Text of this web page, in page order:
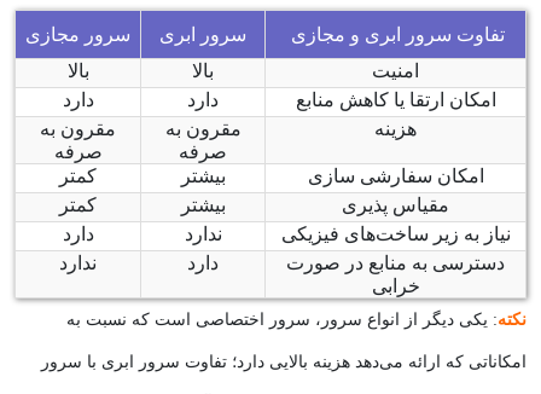
تفاوت سرور ابری و مجازی سرور ابری
سرور مجازی
امنیت
بالا
بالا
امکان ارتقا یا کاهش منابع
دارد
دارد
هزینه
مقرون به
صرفه
مقرون به
صرفه
امکان سفارشی سازی
بیشتر
کمتر
مقیاس پذیری
بیشتر
کمتر
نیاز به زیر ساخت‌های فیزیکی
ندارد
دارد
دسترسی به منابع در صورت
خرابی
دارد ندارد
نکته: یکی دیگر از انواع سرور، سرور اختصاصی است که نسبت به
امکاناتی که ارائه می‌دهد هزینه بالایی دارد؛ تفاوت سرور ابری با سرور